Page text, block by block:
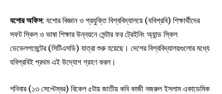
যশোর অফিস: যশোর বিজ্ঞান ও প্রযুক্তি বিশ্ববিদ্যালয়ে (যবিপ্রবি) শিক্ষার্থীদের
সফট স্কিল ও ভাষা শিক্ষার উন্নয়নে সেন্টার ফর ট্রেইনিং অ্যান্ড স্কিল
ডেভেলপমেন্টের (সিটিএসডি) যাত্রা শুরু হয়েছে। দেশের বিশ্ববিদ্যালয়গুলোর মধ্যে
যবিপ্রবিই প্রথম এই উদ্যোগ গ্রহণ করল।
শনিবার (১৩ সেপ্টেম্বর) বিকেল ৫টায় জাতীয় কবি কাজী নজরুল ইসলাম একাডেমিক